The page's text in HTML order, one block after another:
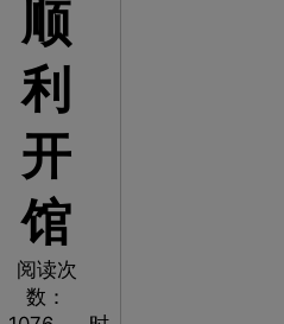
顺
利
开
馆
阅读次
数：